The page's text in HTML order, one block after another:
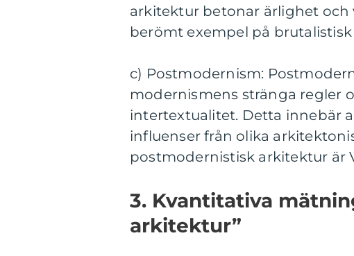
arkitektur betonar ärlighet
berömt exempel på
c) Postmodernism:
modernismens stränga regler
intertextualitet. Detta innebär
influenser från olika
postmodernistisk arkitektur är
3. Kvantitativa
arkitektur”